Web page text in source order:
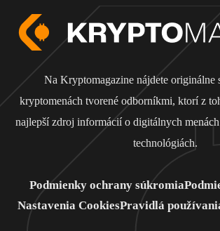
Na Kryptomagazine nájdete originálne
kryptomenách tvorené odborníkmi, ktorí z
najlepší zdroj informácií o digitálnych
technológiách.
Podmienky ochrany súkromia
Nastavenia CookiesPravidlá